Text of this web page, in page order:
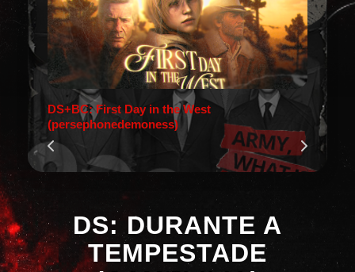
DS+BC: First Day in the West
(persephonedemoness)
DS: DURANTE A
TEMPESTADE